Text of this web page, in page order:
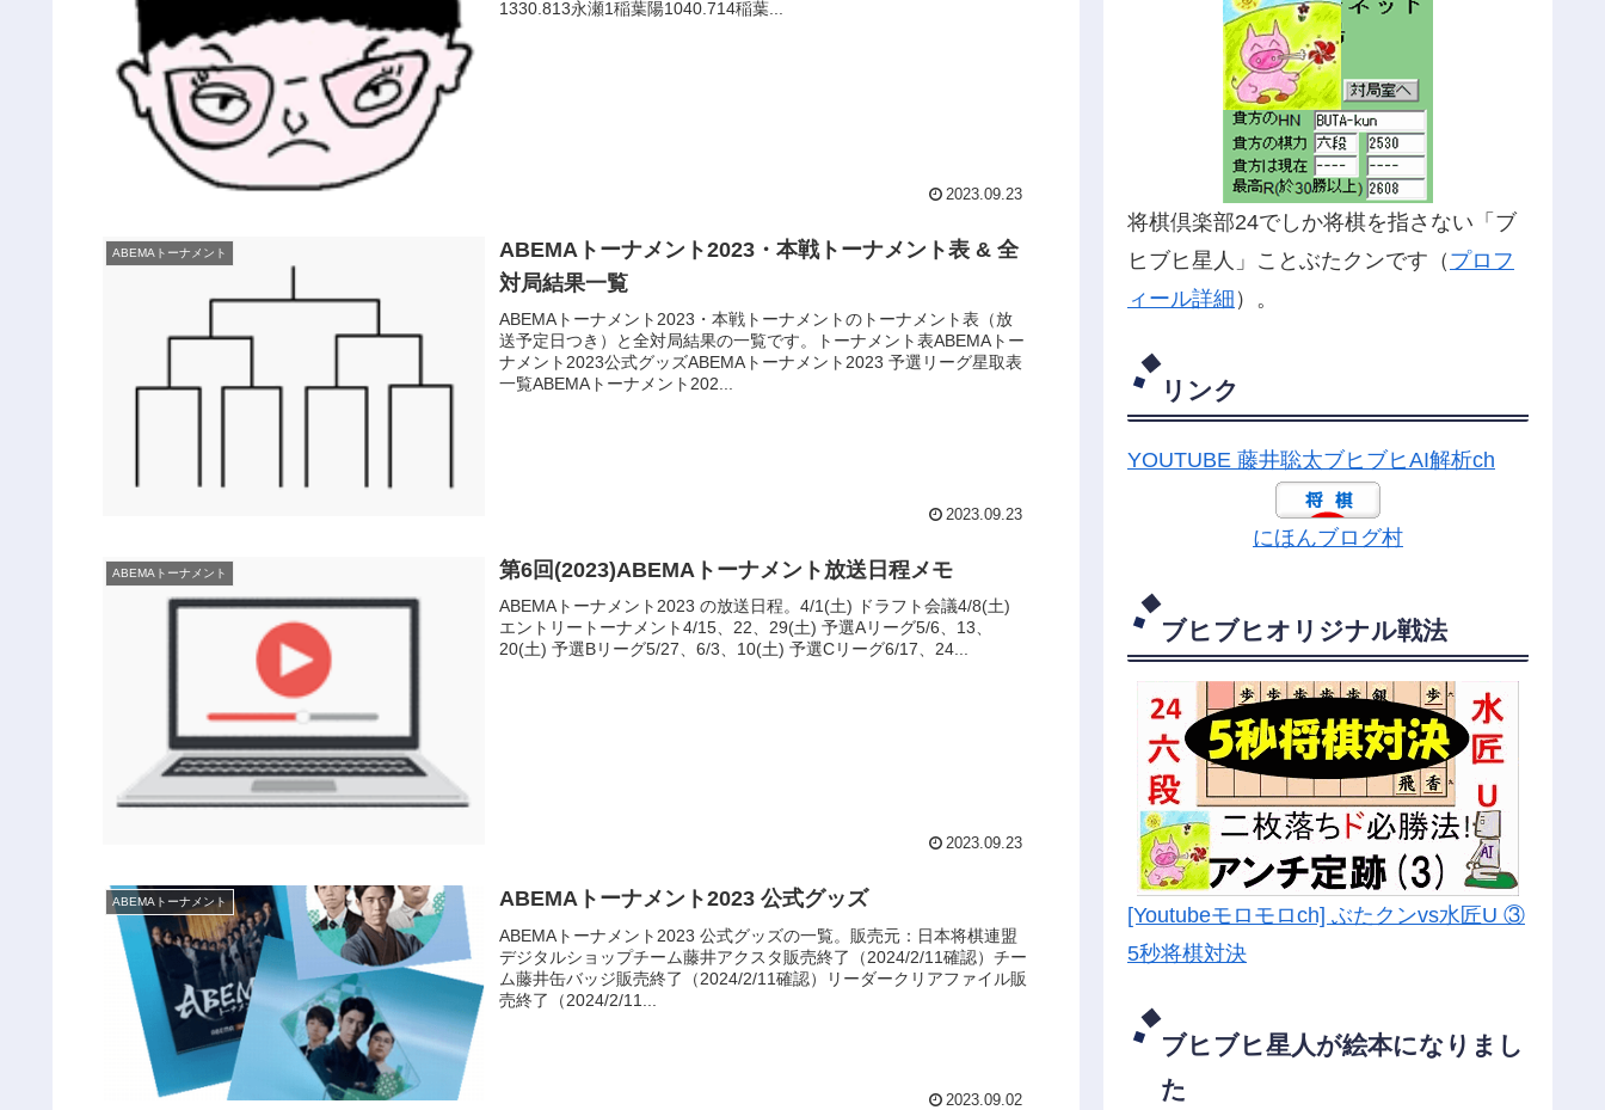
1330.813永瀬1稲葉陽1040.714稲葉...
2023.09.23
ABEMAトーナメント
ABEMAトーナメント2023・本戦トーナメント表 & 全
対局結果一覧
ABEMAトーナメント2023・本戦トーナメントのトーナメント表（放
送予定日つき）と全対局結果の一覧です。トーナメント表ABEMAトー
ナメント2023公式グッズABEMAトーナメント2023 予選リーグ星取表
一覧ABEMAトーナメント202...
2023.09.23
ABEMAトーナメント 第6回(2023)ABEMAトーナメント放送日程メモ
ABEMAトーナメント2023 の放送日程。4/1(土) ドラフト会議4/8(土)
エントリートーナメント4/15、22、29(土) 予選Aリーグ5/6、13、
20(土) 予選Bリーグ5/27、6/3、10(土) 予選Cリーグ6/17、24...
2023.09.23
ABEMAトーナメント ABEMAトーナメント2023 公式グッズ
ABEMAトーナメント2023 公式グッズの一覧。販売元：日本将棋連盟
デジタルショップチーム藤井アクスタ販売終了（2024/2/11確認）チー
ム藤井缶バッジ販売終了（2024/2/11確認）リーダークリアファイル販
売終了（2024/2/11...
2023.09.02
将棋倶楽部24でしか将棋を指さない「ブ
ヒブヒ星人」ことぶたクンです（ プロフ
ィール詳細 ）。
リンク
YOUTUBE 藤井聡太ブヒブヒAI解析ch
にほんブログ村
ブヒブヒオリジナル戦法
[Youtubeモロモロch] ぶたクンvs水匠U ③
5秒将棋対決
ブヒブヒ星人が絵本になりまし
た